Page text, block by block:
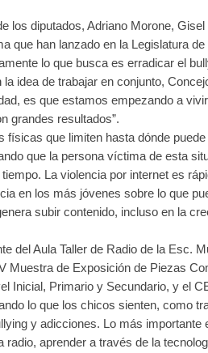
los diputados, Adriano Morone,
que han lanzado en la Legislatura
lo que busca es erradicar el
idea de trabajar en conjunto,
es que estamos empezando a
grandes resultados”.
físicas que limiten hasta dónde
que la persona víctima de esta
La violencia por internet es
en los más jóvenes sobre lo que
subir contenido, incluso en la
del Aula Taller de Radio de la Esc.
Muestra de Exposición de Piezas
Inicial, Primario y Secundario, y el
lo que los chicos sienten, como
y adicciones. Lo más importante
radio, aprender a través de la